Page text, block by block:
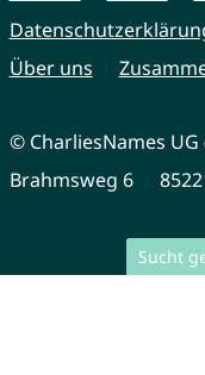
Sucht
Über uns
© CharliesNames
Brahmsweg 6